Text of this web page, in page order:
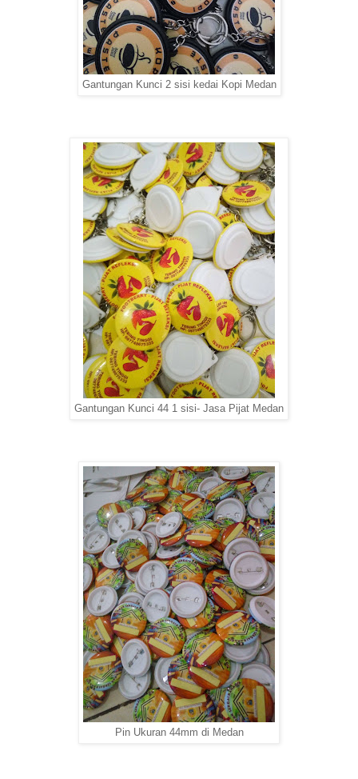
Gantungan Kunci 2 sisi kedai Kopi Medan
Gantungan Kunci 44 1 sisi- Jasa Pijat Medan
Pin Ukuran 44mm di Medan